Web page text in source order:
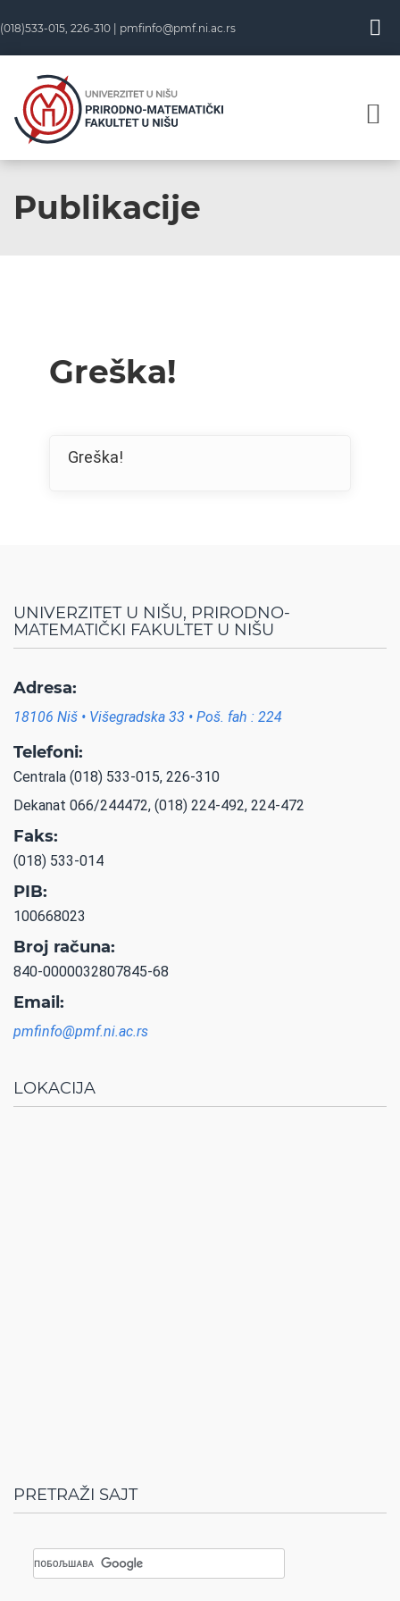
(018)533-015, 226-310 | pmfinfo@pmf.ni.ac.rs
Publikacije
Greška!
Greška!
UNIVERZITET U NIŠU, PRIRODNO-
MATEMATIČKI FAKULTET U NIŠU
Adresa:
18106 Niš • Višegradska 33 • Poš. fah : 224
Telefoni:
Centrala (018) 533-015, 226-310
Dekanat 066/244472, (018) 224-492, 224-472
Faks:
(018) 533-014
PIB:
100668023
Broj računa:
840-0000032807845-68
Email:
pmfinfo@pmf.ni.ac.rs
LOKACIJA
PRETRAŽI SAJT